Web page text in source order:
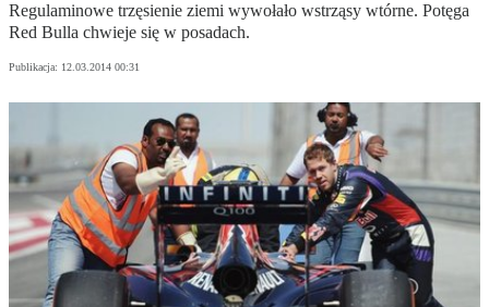
Regulaminowe trzęsienie ziemi wywołało wstrząsy wtórne. Potęga
Red Bulla chwieje się w posadach.
Publikacja: 12.03.2014 00:31